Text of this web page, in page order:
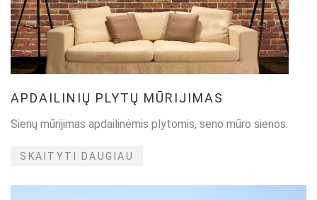
APDAILINIŲ PLYTŲ MŪRIJIMAS
Sienų mūrijimas apdailinėmis plytomis, seno mūro sienos.
SKAITYTI DAUGIAU